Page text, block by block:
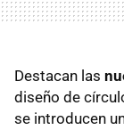
Destacan las
diseño de
se introducen